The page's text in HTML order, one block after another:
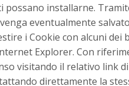
possano installarne.
eventualmente
i Cookie con alcuni
Explorer. Con
visitando il relativo link
direttamente la